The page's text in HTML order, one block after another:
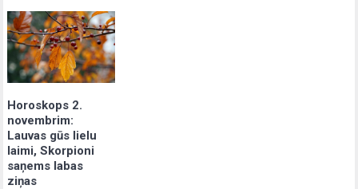
Horoskops 2.
novembrim:
Lauvas gūs lielu
laimi, Skorpioni
saņems labas
ziņas